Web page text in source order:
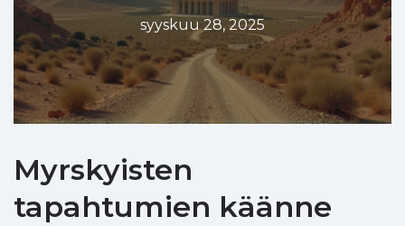
syyskuu 28, 2025
Myrskyisten
tapahtumien käänne